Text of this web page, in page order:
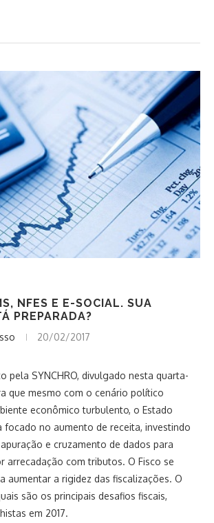
NFES E E-SOCIAL. SUA
PREPARADA?
20/02/2017
pela SYNCHRO, divulgado nesta quarta-
que mesmo com o cenário político
econômico turbulento, o Estado
focado no aumento de receita, investindo
e cruzamento de dados para
arrecadação com tributos. O Fisco se
aumentar a rigidez das fiscalizações. O
são os principais desafios fiscais,
em 2017.